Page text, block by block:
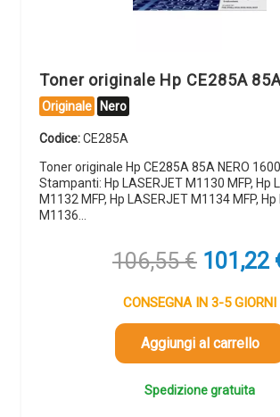
Toner originale Hp CE285A
Originale Nero
Codice:CE285A
Toner originale Hp CE285A 85A NERO
Stampanti: Hp LASERJET M1130 MFP, Hp
M1132 MFP, Hp LASERJET M1134 MFP,
M1136…
106,55€ Il
originale
era:
106,55 €.
101,22
CONSEGNA IN 3-5 GIORNI
Aggiungi al carrello
Spedizione gratuita